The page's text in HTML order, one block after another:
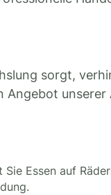
sorgt,
Angebot
Essen auf